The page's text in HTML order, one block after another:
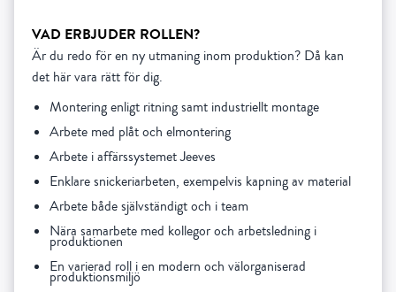
VAD ERBJUDER ROLLEN?
Är du redo för en ny utmaning inom produktion? Då kan
det här vara rätt för dig.
Montering enligt ritning samt industriellt montage
Arbete med plåt och elmontering
Arbete i affärssystemet Jeeves
Enklare snickeriarbeten, exempelvis kapning av material
Arbete både självständigt och i team
Nära samarbete med kollegor och arbetsledning i
produktionen
En varierad roll i en modern och välorganiserad
produktionsmiljö